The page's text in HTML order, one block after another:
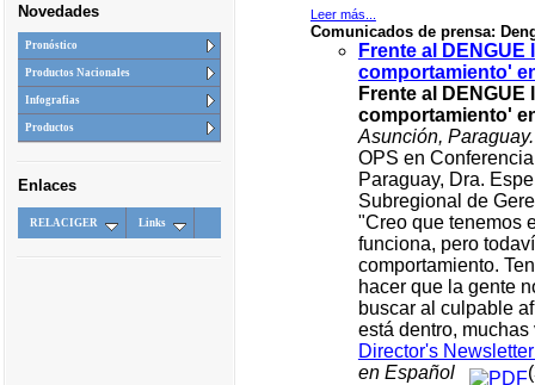
Novedades
Pronóstico
Productos Nacionales
Infografias
Productos
Enlaces
RELACIGER Links
Leer más...
Comunicados de prensa:
Frente al
comportamiento'
Frente al
comportamiento'
Asunción,
OPS en
Paraguay, Dra.
Subregional de
"Creo que tenemos
funciona, pero
comportamiento.
hacer que la gente
buscar al culpable
está dentro,
Director's
en Español